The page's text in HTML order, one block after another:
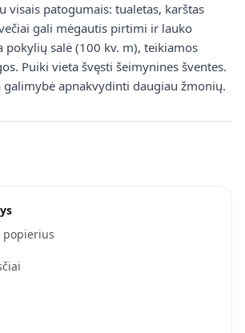
visais patogumais: tualetas, karštas
gali mėgautis pirtimi ir lauko
pokylių salė (100 kv. m), teikiamos
Puiki vieta švęsti šeimynines šventes.
galimybė apnakvydinti daugiau žmonių.
popierius